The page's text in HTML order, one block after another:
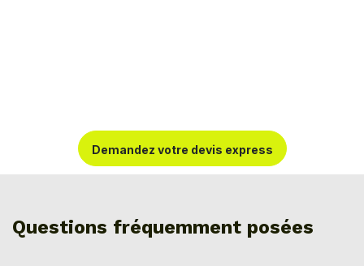
Demandez votre devis express
Questions fréquemment posées